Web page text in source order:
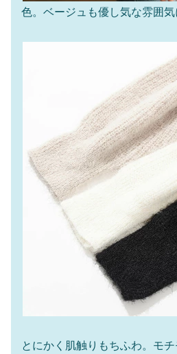
色。ベージュも優し気な雰囲気
とにかく肌触りもちふわ。モ